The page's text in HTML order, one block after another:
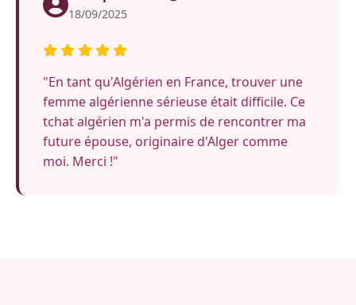
18/09/2025
"En tant qu'Algérien en France, trouver une
femme algérienne sérieuse était difficile. Ce
tchat algérien m'a permis de rencontrer ma
future épouse, originaire d'Alger comme
moi. Merci !"